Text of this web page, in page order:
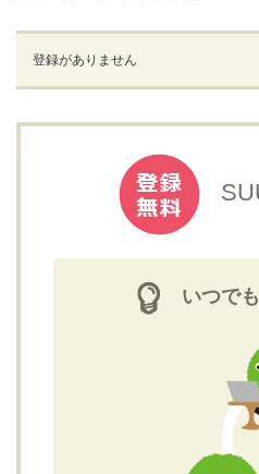
登録がありません
いつで